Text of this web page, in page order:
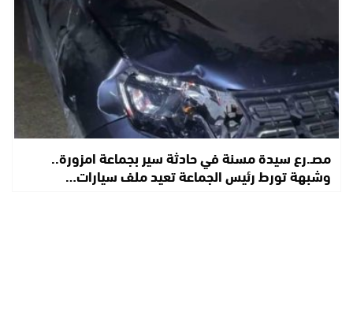
مصـ.رع سيدة مسنة في حادثة سير بجماعة امزورة..
وشبهة تورط رئيس الجماعة تعيد ملف سيارات…